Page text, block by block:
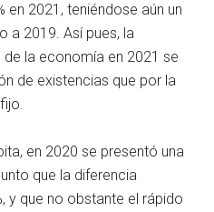
en 2021, teniéndose aún un
a 2019. Así pues, la
la economía en 2021 se
de existencias que por la
en 2020 se presentó una
que la diferencia
y que no obstante el rápido